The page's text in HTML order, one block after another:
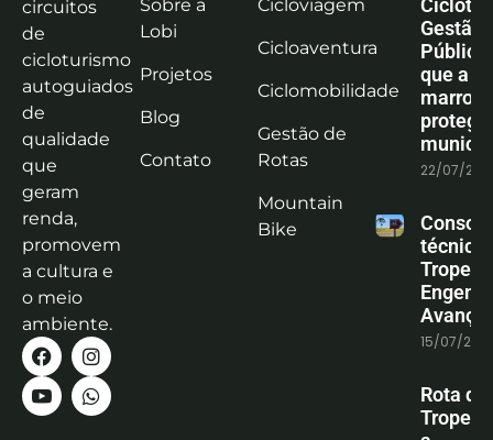
circuitos
de
cicloturismo
autoguiados
de
qualidade
que
geram
renda,
promovem
a cultura e
o meio
ambiente.
Sobre a
Lobi
Projetos
Blog
Contato
Cicloviagem
Cicloaventura
Ciclomobilidade
Gestão de
Rotas
Mountain
Bike
Gestão
que a
marrom
protege
22/07/
técnica
15/07/
Rota